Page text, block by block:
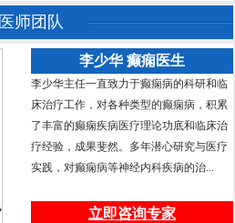
医师团队
李少华 癫痫医生
李少华主任一直致力于癫痫病的科研和临
床治疗工作，对各种类型的癫痫病，积累
了丰富的癫痫疾病医疗理论功底和临床治
疗经验，成果斐然。多年潜心研究与医疗
实践，对癫痫病等神经内科疾病的治...
立即咨询专家